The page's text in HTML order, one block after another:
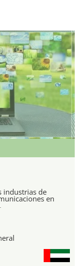
industrias de
en